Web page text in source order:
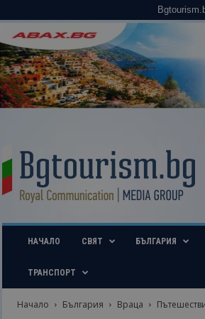
u
i
b
НАЧАЛО СВЯТ БЪЛГАРИЯ
ТРАНСПОРТ
Начало България Враца